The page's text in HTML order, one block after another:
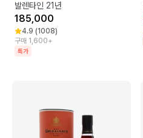
발렌타인 21년
185,000
4.9 (1008)
구매 1,600+
특가